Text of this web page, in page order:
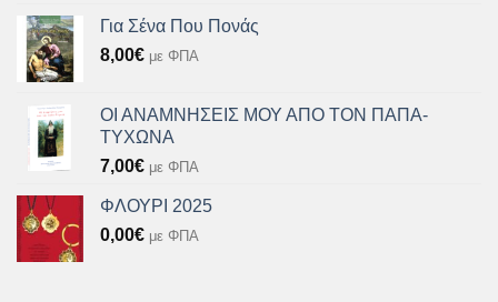
Για Σένα Που Πονάς
8,00€ με ΦΠΑ
ΟΙ ΑΝΑΜΝΗΣΕΙΣ ΜΟΥ ΑΠΟ ΤΟΝ ΠΑΠΑ-
ΤΥΧΩΝΑ
7,00€ με ΦΠΑ
ΦΛΟΥΡΙ 2025
0,00€ με ΦΠΑ